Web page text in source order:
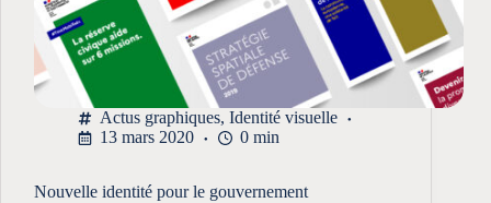
Actus graphiques, Identité visuelle
13 mars 2020
0 min
Nouvelle identité pour le gouvernement